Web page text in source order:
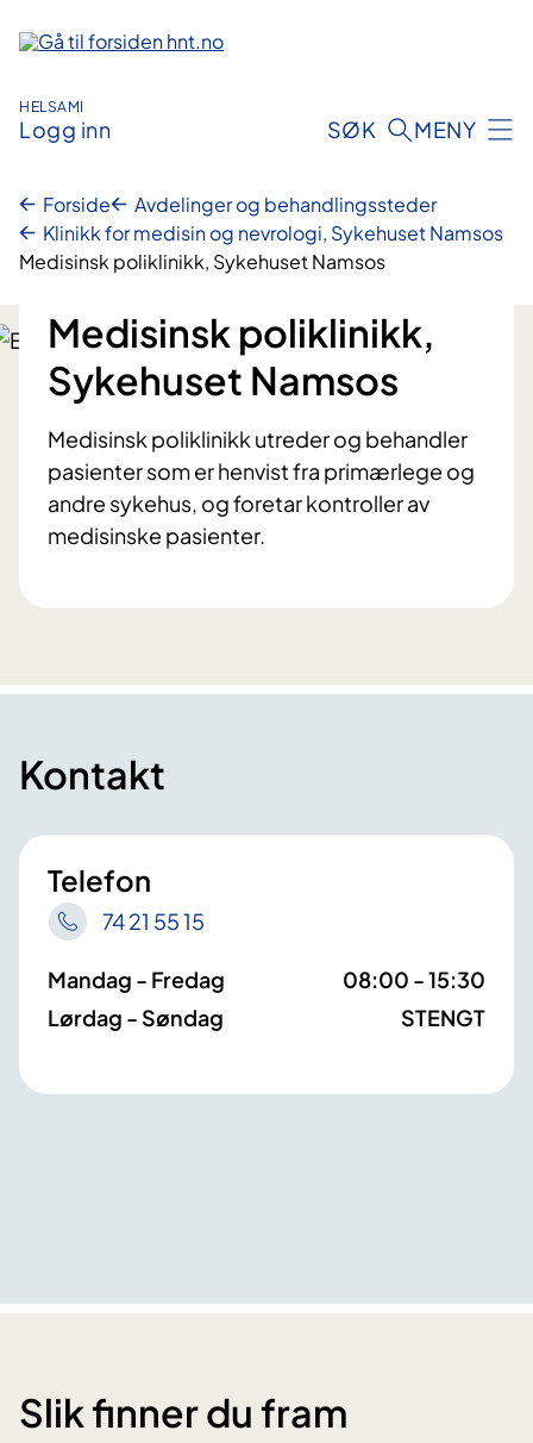
innhold
HELSAMI
Logg inn SØK MENY
Forside
Avdelinger og behandlingssteder
Klinikk for medisin og nevrologi, Sykehuset Namsos
Medisinsk poliklinikk, Sykehuset Namsos
Medisinsk poliklinikk,
Sykehuset Namsos
Medisinsk poliklinikk utreder og behandler
pasienter som er henvist fra primærlege og
andre sykehus, og foretar kontroller av
medisinske pasienter.
Kontakt
Telefon
74 21 55 15
Mandag - Fredag
08:00 - 15:30
Lørdag - Søndag
STENGT
Slik finner du fram